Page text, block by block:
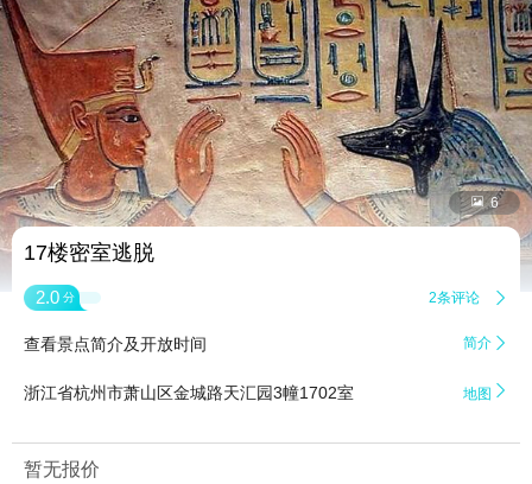
 6
17楼密室逃脱
2.0 分 2条评论 
查看景点简介及开放时间 简介 
浙江省杭州市萧山区金城路天汇园3幢1702室 地图 
暂无报价
